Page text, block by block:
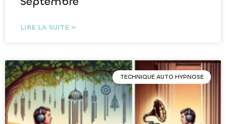
LIRE LA SUITE »
TECHNIQUE AUTO HYPNOSE